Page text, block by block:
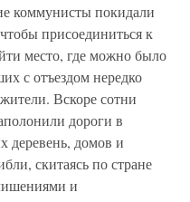
коммунисты покидали
присоединиться к
место, где можно было
с отъездом нередко
Вскоре сотни
дороги в
деревень, домов и
скитаясь по стране
и